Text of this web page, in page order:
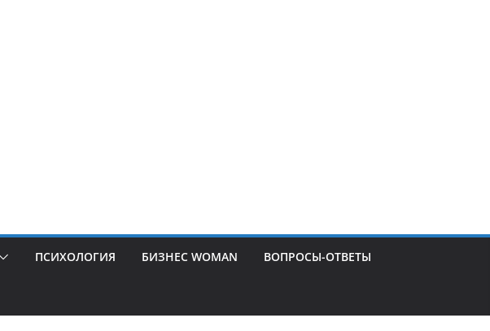
ПСИХОЛОГИЯ БИЗНЕС WOMAN ВОПРОСЫ-ОТВЕТЫ